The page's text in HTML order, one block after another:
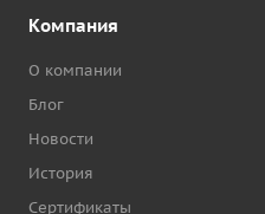
Компания
О компании
Блог
Новости
История
Сертификаты